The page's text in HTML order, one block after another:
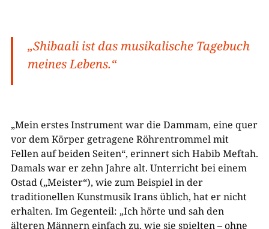
„Shibaaliist das musikalische Tagebuch
meines Lebens.“
„Mein erstes Instrument war die Dammam, eine quer
vor dem Körper getragene Röhrentrommel mit
Fellen auf beiden Seiten“, erinnert sich Habib Meftah.
Damals war er zehn Jahre alt. Unterricht bei einem
Ostad („Meister“), wie zum Beispiel in der
traditionellen Kunstmusik Irans üblich, hat er nicht
erhalten. Im Gegenteil: „Ich hörte und sah den
älteren Männern einfach zu, wie sie spielten – ohne